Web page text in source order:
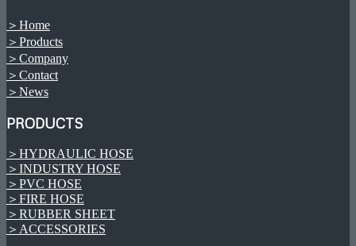
＞Home
＞Products
＞Company
＞Contact
＞News
PRODUCTS
＞HYDRAULIC HOSE
＞INDUSTRY HOSE
＞PVC HOSE
＞FIRE HOSE
＞RUBBER SHEET
＞ACCESSORIES